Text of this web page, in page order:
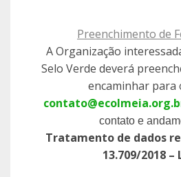
Preenchimento de
A Organização
Selo Verde deverá
encaminhar para
contato e
Tratamento de dados
13.709/2018 –